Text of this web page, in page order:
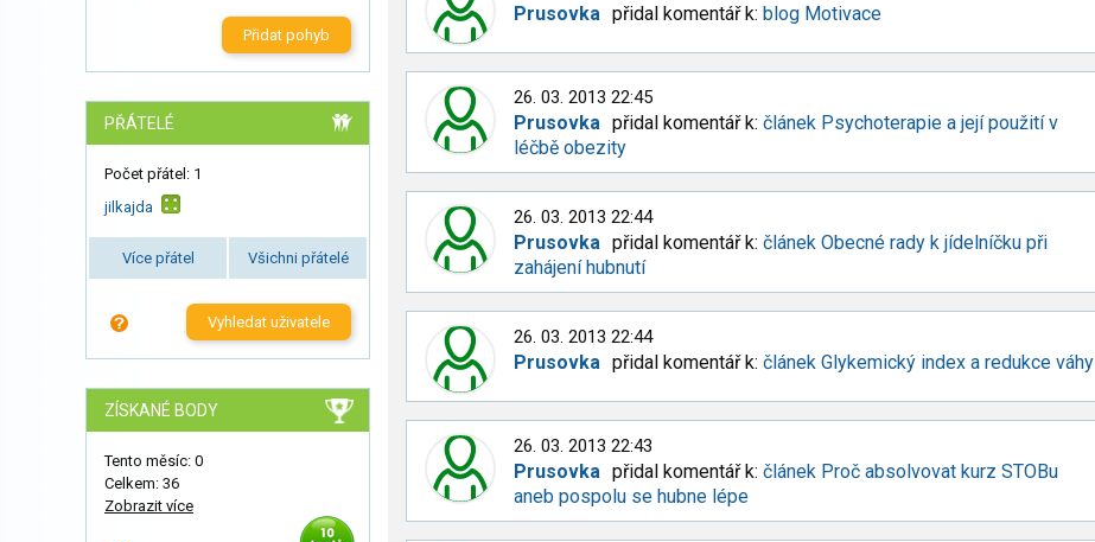
Přidat pohyb
PŘÁTELÉ
Počet přátel: 1
jilkajda
Více přátel Všichni přátelé
Vyhledat uživatele
ZÍSKANÉ BODY
Tento měsíc: 0
Celkem: 36
Zobrazit více
Prusovka přidal komentář k:blog Motivace
26. 03. 2013 22:45
Prusovka přidal komentář k:článek Psychoterapie a její použití v
léčbě obezity
26. 03. 2013 22:44
Prusovka přidal komentář k:článek Obecné rady k jídelníčku při
zahájení hubnutí
26. 03. 2013 22:44
Prusovka přidal komentář k:článek Glykemický index a redukce váhy
26. 03. 2013 22:43
Prusovka přidal komentář k:článek Proč absolvovat kurz STOBu
aneb pospolu se hubne lépe